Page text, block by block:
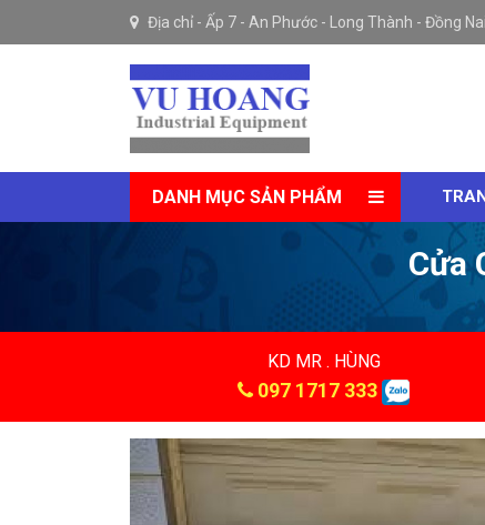
Địa chỉ - Ấp 7 - An Phước - Long Thành - Đồng Nai
DANH MỤC SẢN PHẨM
Cửa
KD MR . HÙNG
097 1717 333